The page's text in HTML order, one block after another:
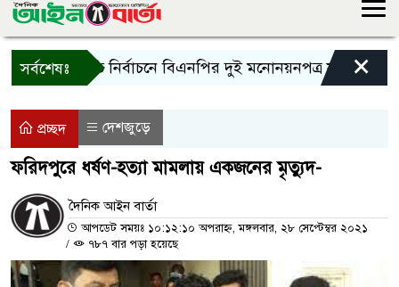
সর্বশেষঃ
রাষ্ট্রপতি নির্বাচনে বিএনপির দুই মনোনয়নপত্র সংগ্রহ ×
প্রচ্ছদ দেশজুড়ে
ফরিদপুরে ধর্ষণ-হত্যা মামলায় একজনের মৃত্যুদ-
দৈনিক আইন বার্তা
আপডেট সময়ঃ ১০:১২:১০ অপরাহ্ন, মঙ্গলবার, ২৮ সেপ্টেম্বর ২০২১
/
৭৮৭ বার পড়া হয়েছে